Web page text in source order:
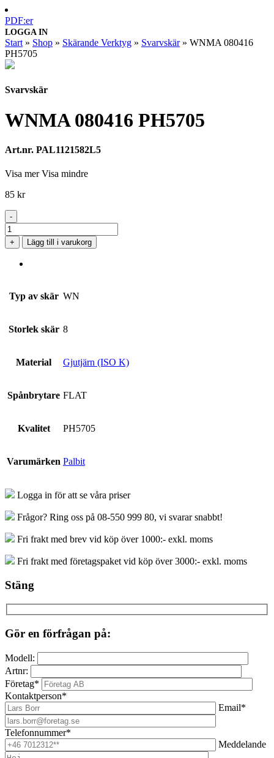
PDF:er
LOGGA IN
Start » Shop » Skärande Verktyg » Svarvskär» WNMA 080416
PH5705
Svarvskär
WNMA 080416 PH5705
Art.nr. PAL1121582L5
Visa mer Visa mindre
85 kr
-
WNMA
080416
PH5705
mängd
+ Lägg till i varukorg
Typ av skär WN
Storlek skär 8
Material Gjutjärn (ISO K)
Spånbrytare FLAT
Kvalitet PH5705
Varumärken Palbit
Logga in för att se våra priser
Frågor? Ring oss på 08-550 999 80, vi svarar snabbt!
Fri frakt med brev vid köp över 1000:- exkl. moms
Fri frakt med företagspaket vid köp över 3000:- exkl. moms
Stäng
Gör en förfrågan på:
Modell:
Artnr:
Företag*
Kontaktperson*
Email*
Telefonnummer*
Meddelande